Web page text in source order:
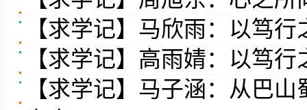
【求学记】马欣雨：以笃
【求学记】高雨婧：以笃
【求学记】马子涵：从巴